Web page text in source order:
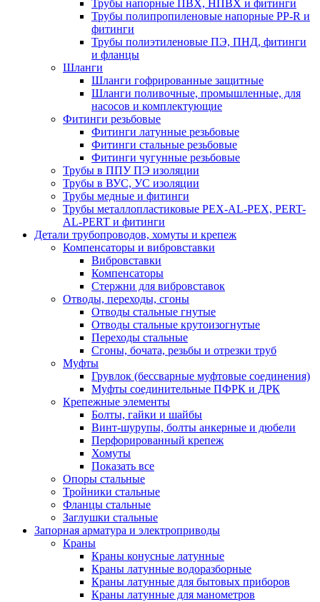
Трубы напорные ПВХ, НПВХ и фитинги
Трубы полипропиленовые напорные PP-R и
фитинги
Трубы полиэтиленовые ПЭ, ПНД, фитинги
и фланцы
Шланги
Шланги гофрированные защитные
Шланги поливочные, промышленные, для
насосов и комплектующие
Фитинги резьбовые
Фитинги латунные резьбовые
Фитинги стальные резьбовые
Фитинги чугунные резьбовые
Трубы в ППУ ПЭ изоляции
Трубы в ВУС, УС изоляции
Трубы медные и фитинги
Трубы металлопластиковые PEX-AL-PEX, PERT-
AL-PERT и фитинги
Детали трубопроводов, хомуты и крепеж
Компенсаторы и вибровставки
Вибровставки
Компенсаторы
Стержни для вибровставок
Отводы, переходы, сгоны
Отводы стальные гнутые
Отводы стальные крутоизогнутые
Переходы стальные
Сгоны, бочата, резьбы и отрезки труб
Муфты
Грувлок (бессварные муфтовые соединения)
Муфты соединительные ПФРК и ДРК
Крепежные элементы
Болты, гайки и шайбы
Винт-шурупы, болты анкерные и дюбели
Перфорированный крепеж
Хомуты
Показать все
Опоры стальные
Тройники стальные
Фланцы стальные
Заглушки стальные
Запорная арматура и электроприводы
Краны
Краны конусные латунные
Краны латунные водоразборные
Краны латунные для бытовых приборов
Краны латунные для манометров